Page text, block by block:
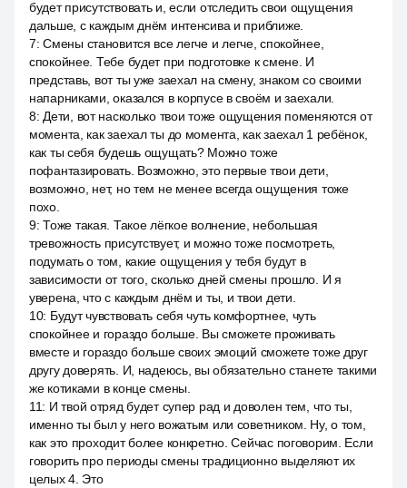
будет присутствовать и, если отследить свои ощущения
дальше, с каждым днём интенсива и приближе.
7:Смены становится все легче и легче, спокойнее,
спокойнее. Тебе будет при подготовке к смене. И
представь, вот ты уже заехал на смену, знаком со своими
напарниками, оказался в корпусе в своём и заехали.
8: Дети, вот насколько твои тоже ощущения поменяются от
момента, как заехал ты до момента, как заехал 1 ребёнок,
как ты себя будешь ощущать? Можно тоже
пофантазировать. Возможно, это первые твои дети,
возможно, нет, но тем не менее всегда ощущения тоже
похо.
9:Тоже такая. Такое лёгкое волнение, небольшая
тревожность присутствует, и можно тоже посмотреть,
подумать о том, какие ощущения у тебя будут в
зависимости от того, сколько дней смены прошло. И я
уверена, что с каждым днём и ты, и твои дети.
10: Будут чувствовать себя чуть комфортнее, чуть
спокойнее и гораздо больше. Вы сможете проживать
вместе и гораздо больше своих эмоций сможете тоже друг
другу доверять. И, надеюсь, вы обязательно станете такими
же котиками в конце смены.
11: И твой отряд будет супер рад и доволен тем, что ты,
именно ты был у него вожатым или советником. Ну, о том,
как это проходит более конкретно. Сейчас поговорим. Если
говорить про периоды смены традиционно выделяют их
целых 4. Это